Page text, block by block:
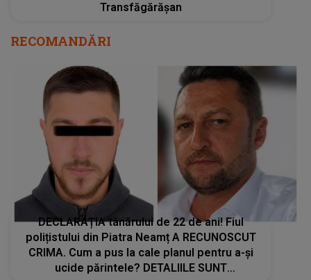
Transfăgărășan
RECOMANDĂRI
DECLARAȚIA tânărului de 22 de ani! Fiul
polițistului din Piatra Neamț A RECUNOSCUT
CRIMA. Cum a pus la cale planul pentru a-și
ucide părintele? DETALIILE SUNT